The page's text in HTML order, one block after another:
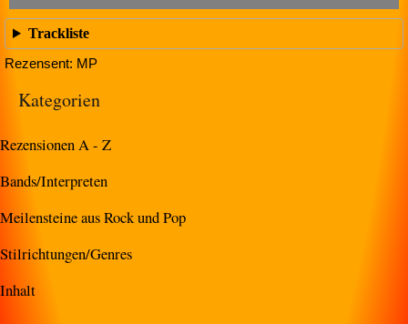
Trackliste
Rezensent: MP
Kategorien
Rezensionen A - Z
Bands/Interpreten
Meilensteine aus Rock und Pop
Stilrichtungen/Genres
Inhalt